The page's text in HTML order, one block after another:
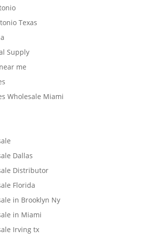
Texas
Supply
me
Wholesale Miami
Dallas
Distributor
Florida
in Brooklyn Ny
in Miami
Irving tx